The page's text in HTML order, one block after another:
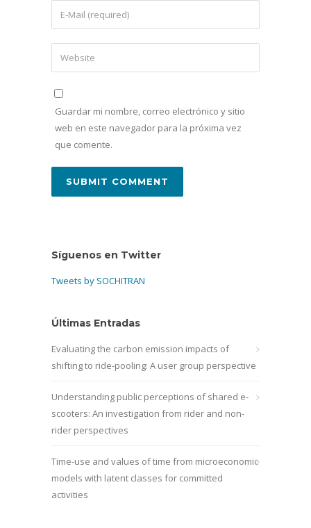
Guardar mi nombre, correo electrónico y sitio
web en este navegador para la próxima vez
que comente.
Síguenos en Twitter
Tweets by SOCHITRAN
Últimas Entradas
Evaluating the carbon emission impacts of
shifting to ride-pooling: A user group perspective
Understanding public perceptions of shared e-
scooters: An investigation from rider and non-
rider perspectives
Time-use and values of time from microeconomic
models with latent classes for committed
activities